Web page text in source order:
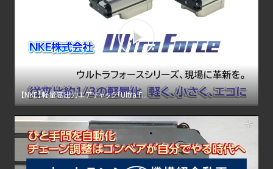
【NKE】軽量高出力エアチャック「Ultra F...